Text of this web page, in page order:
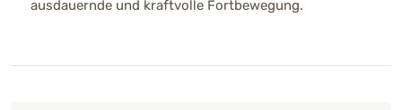
ausdauernde und kraftvolle Fortbewegung.